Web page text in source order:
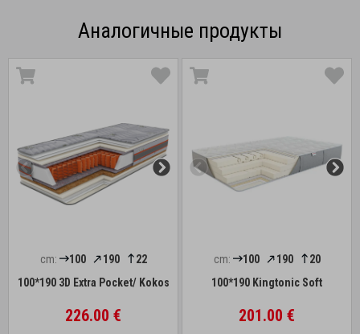
Аналогичные продукты
cm: 100 190
22
100*190 3D Extra Pocket/ Kokos
226.00 €
cm: 100 190
20
100*190 Kingtonic Soft
201.00 €